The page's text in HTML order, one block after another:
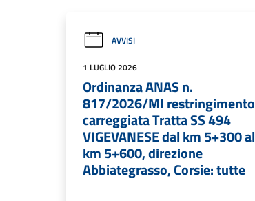
AVVISI
1 LUGLIO 2026
Ordinanza ANAS n.
817/2026/MI restringimento
carreggiata Tratta SS 494
VIGEVANESE dal km 5+300 al
km 5+600, direzione
Abbiategrasso, Corsie: tutte